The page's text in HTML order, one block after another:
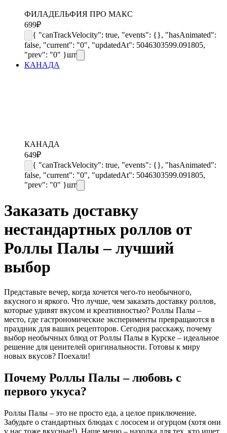
ФИЛАДЕЛЬФИЯ ПРО МАКС
699₽
{ "canTrackVelocity": true, "events": {}, "hasAnimated":
false, "current": "0", "updatedAt": 5046303599.091805,
"prev": "0" }шт
КАНАДА
КАНАДА
649₽
{ "canTrackVelocity": true, "events": {}, "hasAnimated":
false, "current": "0", "updatedAt": 5046303599.091805,
"prev": "0" }шт
Заказать доставку
нестандартных роллов от
Роллы Палы – лучший
выбор
Представьте вечер, когда хочется чего-то необычного,
вкусного и яркого. Что лучше, чем заказать доставку роллов,
которые удивят вкусом и креативностью? Роллы Палы –
место, где гастрономические эксперименты превращаются в
праздник для ваших рецепторов. Сегодня расскажу, почему
выбор необычных блюд от Роллы Палы в Курске – идеальное
решение для ценителей оригинальности. Готовы к миру
новых вкусов? Поехали!
Почему Роллы Палы – любовь с
первого укуса?
Роллы Палы – это не просто еда, а целое приключение.
Забудьте о стандартных блюдах с лососем и огурцом (хотя они
у нас тоже вкусные!). Наше меню – находка для тех, кто ищет